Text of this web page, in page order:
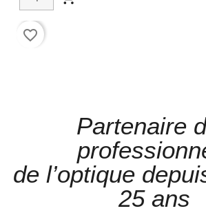
favorite_border
Partenaire
de l’optique
25 ans